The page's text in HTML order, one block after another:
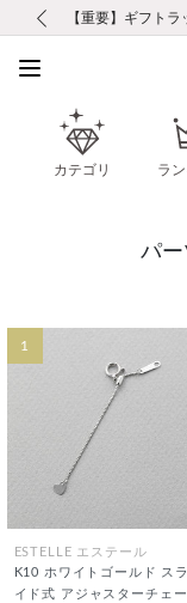
お
【重要】令和
【重要】ギフト
【重要
税込5,500円
新規会
新規LINE
会員限定！
お
【重要】令和
カテゴリ ラ
パ
1
ESTELLE エステール
K10 ホワイトゴールド スラ
イド式 アジャスターチェー